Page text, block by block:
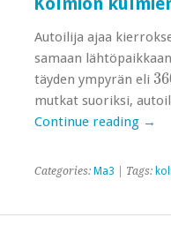
Autoilija ajaa
samaan
täyden ympyrän eli
mutkat suoriksi,
Continue reading →
Categories: Ma3 | Tags: